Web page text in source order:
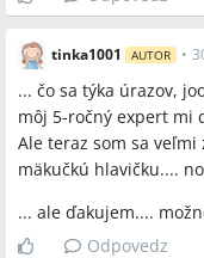
tinka1001 AUTOR •
... čo sa týka úrazov,
môj 5-ročný expert mi
Ale teraz som sa veľmi
mäkučkú hlavičku....
... ale ďakujem....
Odpovedz